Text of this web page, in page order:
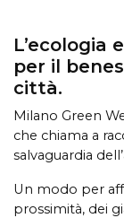
L’ecologia
per il
città.
Milano Green
che chiama a
salvaguardia
Un modo per
prossimità, dei